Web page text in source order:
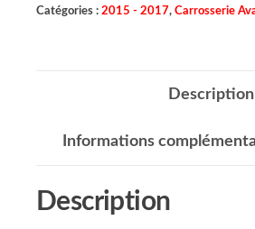
Catégories : 2015 - 2017, Carrosserie
Description
Informations
Description